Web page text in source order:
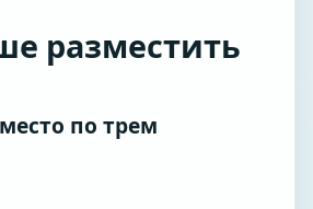
разместить
по трем